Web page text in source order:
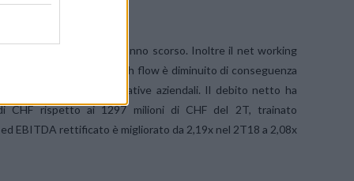
del Capex rispetto all’anno scorso. Inoltre il net working
L’equity free cash flow è diminuito di conseguenza
in linea con le aspettative aziendali. Il debito netto ha
CHF rispetto ai 1297 milioni di CHF del 2T, trainato
EBITDA rettificato è migliorato da 2,19x nel 2T18 a 2,08x